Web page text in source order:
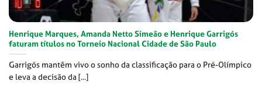
Henrique Marques, Amanda Netto Simeão e Henrique Garrigós
faturam títulos no Torneio Nacional Cidade de São Paulo
Garrigós mantêm vivo o sonho da classificação para o Pré-Olímpico
e leva a decisão da [...]